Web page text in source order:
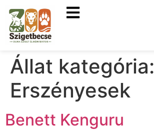
Állat kategória:
Erszényesek
Benett Kenguru